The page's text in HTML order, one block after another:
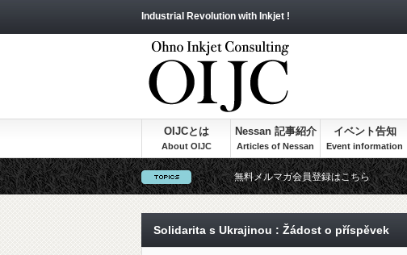
Industrial Revolution with Inkjet !
OIJCとは Nessan 記事紹介 イベント告知
無料メルマガ会員登録はこちら
Solidarita s Ukrajinou : Žádost o příspěvek